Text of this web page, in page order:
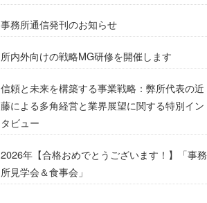
事務所通信発刊のお知らせ
所内外向けの戦略MG研修を開催します
信頼と未来を構築する事業戦略：弊所代表の近
藤による多角経営と業界展望に関する特別イン
タビュー
2026年【合格おめでとうございます！】「事務
所見学会＆食事会」